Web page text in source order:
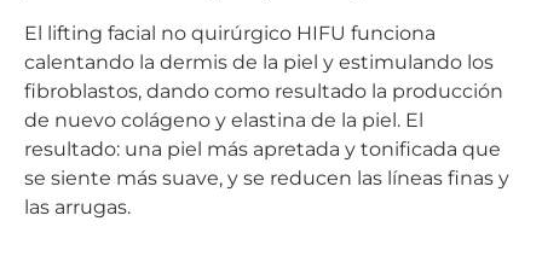
El lifting facial no quirúrgico HIFU funciona
calentando la dermis de la piel y estimulando los
fibroblastos, dando como resultado la producción
de nuevo colágeno y elastina de la piel. El
resultado: una piel más apretada y tonificada que
se siente más suave, y se reducen las líneas finas y
las arrugas.